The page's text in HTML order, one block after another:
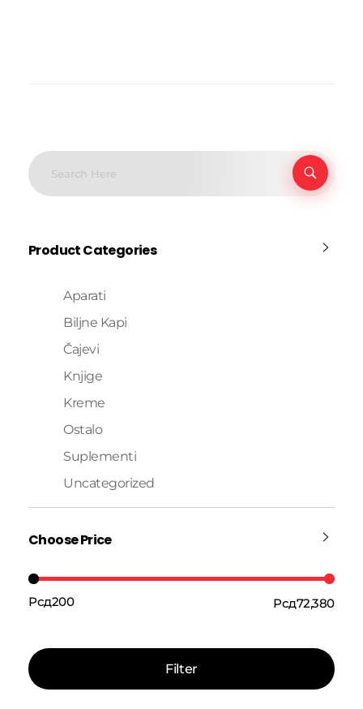
Product Categories
Aparati
Biljne Kapi
Čajevi
Knjige
Kreme
Ostalo
Suplementi
Uncategorized
Choose Price
Filter
Рсд200 Рсд72,380